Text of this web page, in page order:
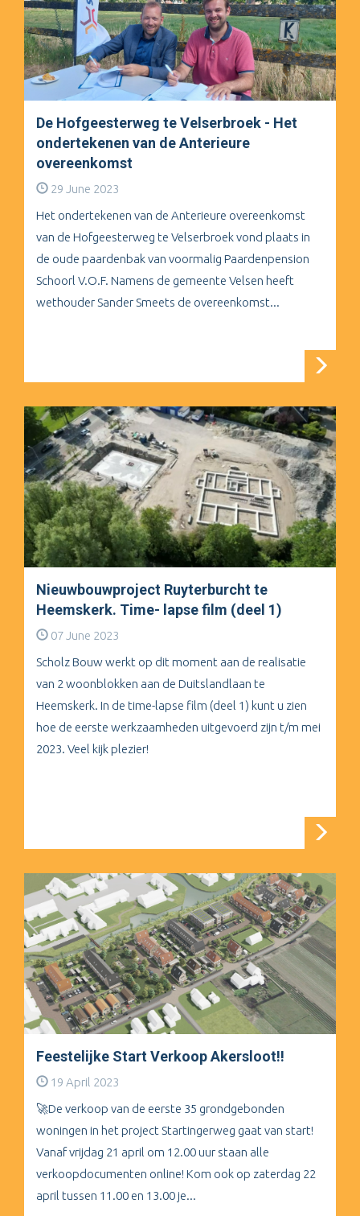
De Hofgeesterweg te Velserbroek - Het
ondertekenen van de Anterieure
overeenkomst
29 June 2023
Het ondertekenen van de Anterieure overeenkomst
van de Hofgeesterweg te Velserbroek vond plaats in
de oude paardenbak van voormalig Paardenpension
Schoorl V.O.F. Namens de gemeente Velsen heeft
wethouder Sander Smeets de overeenkomst...
Nieuwbouwproject Ruyterburcht te
Heemskerk. Time- lapse film (deel 1)
07 June 2023
Scholz Bouw werkt op dit moment aan de realisatie
van 2 woonblokken aan de Duitslandlaan te
Heemskerk. In de time-lapse film (deel 1) kunt u zien
hoe de eerste werkzaamheden uitgevoerd zijn t/m mei
2023. Veel kijk plezier!
Feestelijke Start Verkoop Akersloot!!
19 April 2023
🚀De verkoop van de eerste 35 grondgebonden
woningen in het project Startingerweg gaat van start!
Vanaf vrijdag 21 april om 12.00 uur staan alle
verkoopdocumenten online! Kom ook op zaterdag 22
april tussen 11.00 en 13.00 je...